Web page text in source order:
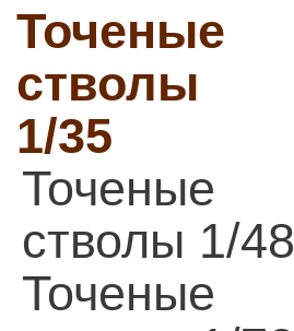
Точеные
стволы
1/35
Точеные
стволы 1/48
Точеные